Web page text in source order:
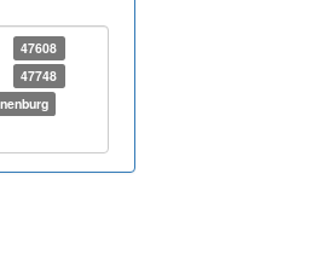
47608
47748